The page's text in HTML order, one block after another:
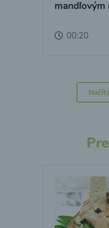
mandľovým
00:20